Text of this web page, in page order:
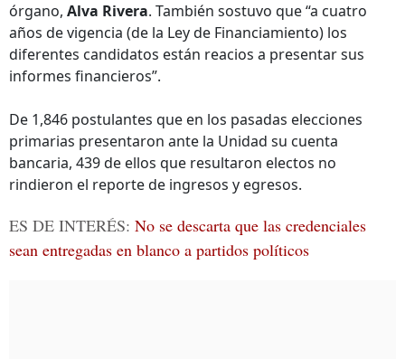
órgano, Alva Rivera. También sostuvo que “a cuatro
años de vigencia (de la Ley de Financiamiento) los
diferentes candidatos están reacios a presentar sus
informes financieros”.
De 1,846 postulantes que en los pasadas elecciones
primarias presentaron ante la Unidad su cuenta
bancaria, 439 de ellos que resultaron electos no
rindieron el reporte de ingresos y egresos.
ES DE INTERÉS: No se descarta que las credenciales
sean entregadas en blanco a partidos políticos